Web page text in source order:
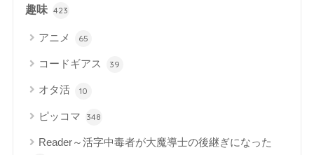
趣味 423
アニメ 65
コードギアス 39
オタ活 10
ピッコマ 348
Reader～活字中毒者が大魔導士の後継ぎになった